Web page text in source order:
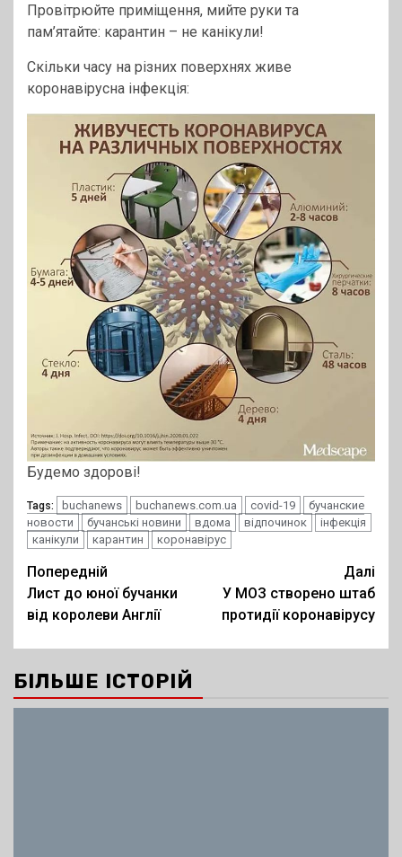
Провітрюйте приміщення, мийте руки та
пам’ятайте: карантин – не канікули!
Скільки часу на різних поверхнях живе
коронавірусна інфекція:
Будемо здорові!
Tags: buchanews buchanews.com.ua covid-19
бучанские
новости
бучанські новини вдома відпочинок
інфекція
канікули
карантин коронавірус
Post
navigation
Попередній
Лист до юної бучанки
від королеви Англії
Далі
У МОЗ створено штаб
протидії коронавірусу
БІЛЬШЕ ІСТОРІЙ